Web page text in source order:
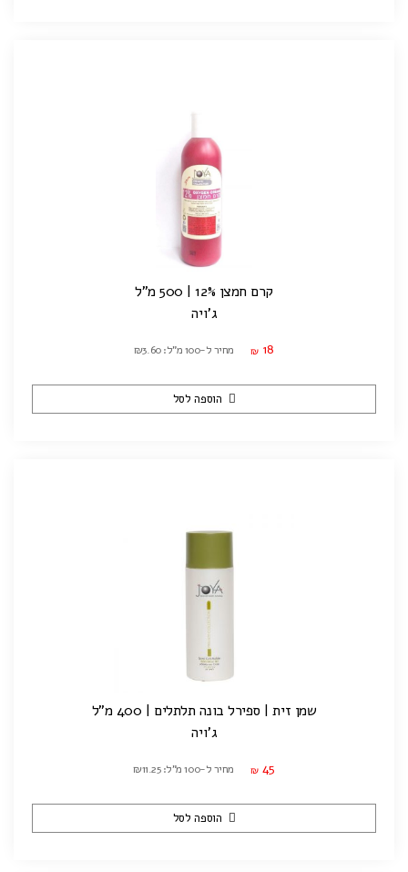
קרם חמצן 12% | 500 מ"ל
ג'ויה
₪ 18 מחיר ל-100 מ"ל: ₪3.60
הוספה לסל
שמן זית | ספירל בונה תלתלים | 400 מ"ל
ג'ויה
₪ 45 מחיר ל-100 מ"ל: ₪11.25
הוספה לסל